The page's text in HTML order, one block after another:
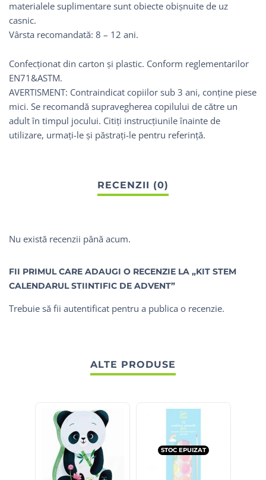
materialele suplimentare sunt obiecte obișnuite de uz
casnic.
Vârsta recomandată: 8 – 12 ani.
Confecționat din carton și plastic. Conform reglementarilor
EN71&ASTM.
AVERTISMENT: Contraindicat copiilor sub 3 ani, conține piese
mici. Se recomandă supravegherea copilului de către un
adult în timpul jocului. Citiți instrucțiunile înainte de
utilizare, urmați-le și păstrați-le pentru referință.
Nu există recenzii până acum.
FII PRIMUL CARE ADAUGI O RECENZIE LA „KIT STEM
CALENDARUL STIINTIFIC DE ADVENT”
Trebuie să fii autentificat pentru a publica o recenzie.
ALTE PRODUSE
STOC EPUIZAT